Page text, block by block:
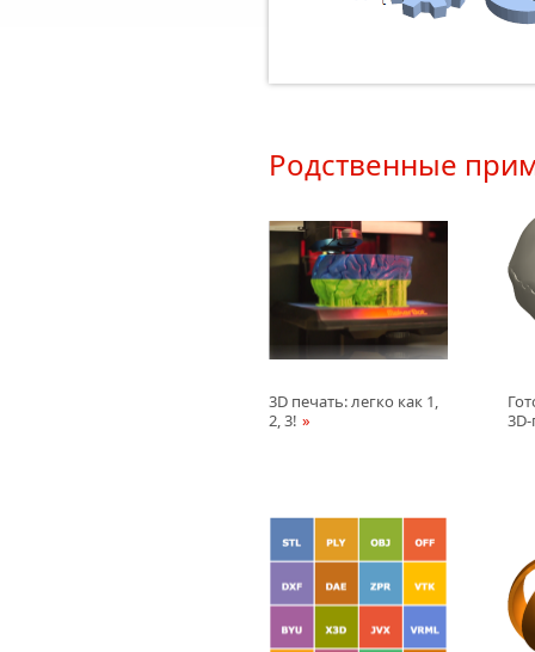
Родственные
3D печать: легко как 1,
2, 3!